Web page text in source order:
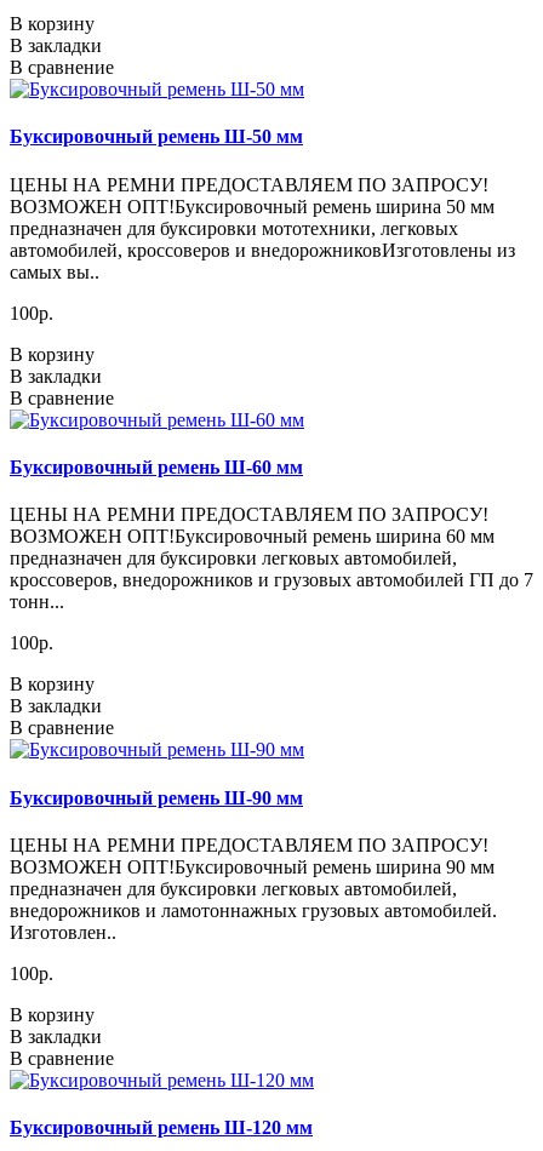
В корзину
В закладки
В сравнение
Буксировочный ремень Ш-50 мм
ЦЕНЫ НА РЕМНИ ПРЕДОСТАВЛЯЕМ ПО ЗАПРОСУ!
ВОЗМОЖЕН ОПТ!Буксировочный ремень ширина 50 мм
предназначен для буксировки мототехники, легковых
автомобилей, кроссоверов и внедорожниковИзготовлены из
самых вы..
100р.
В корзину
В закладки
В сравнение
Буксировочный ремень Ш-60 мм
ЦЕНЫ НА РЕМНИ ПРЕДОСТАВЛЯЕМ ПО ЗАПРОСУ!
ВОЗМОЖЕН ОПТ!Буксировочный ремень ширина 60 мм
предназначен для буксировки легковых автомобилей,
кроссоверов, внедорожников и грузовых автомобилей ГП до 7
тонн...
100р.
В корзину
В закладки
В сравнение
Буксировочный ремень Ш-90 мм
ЦЕНЫ НА РЕМНИ ПРЕДОСТАВЛЯЕМ ПО ЗАПРОСУ!
ВОЗМОЖЕН ОПТ!Буксировочный ремень ширина 90 мм
предназначен для буксировки легковых автомобилей,
внедорожников и ламотоннажных грузовых автомобилей.
Изготовлен..
100р.
В корзину
В закладки
В сравнение
Буксировочный ремень Ш-120 мм